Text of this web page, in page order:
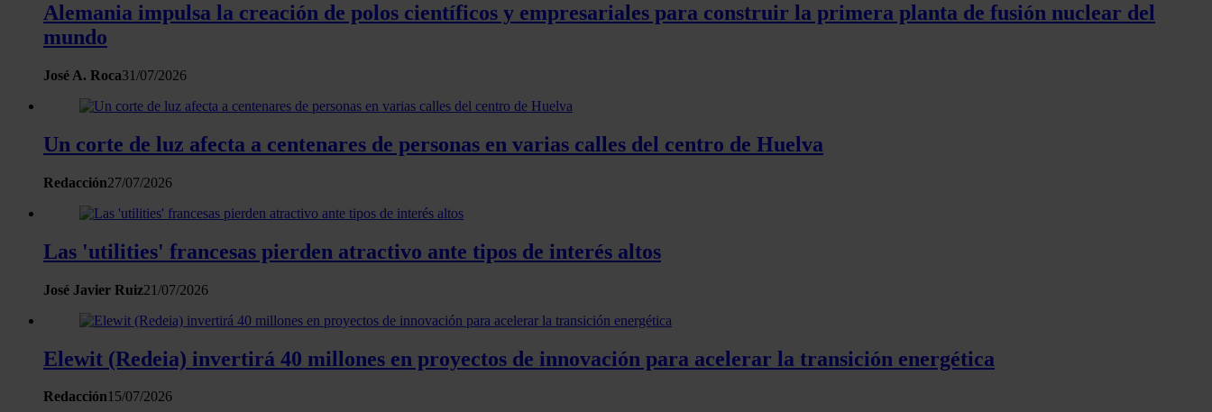
Alemania impulsa la creación de polos científicos y empresariales para construir la primera planta de fusión nuclear del
mundo
José A. Roca31/07/2026
Un corte de luz afecta a centenares de personas en varias calles del centro de Huelva
Redacción27/07/2026
Las 'utilities' francesas pierden atractivo ante tipos de interés altos
José Javier Ruiz21/07/2026
Elewit (Redeia) invertirá 40 millones en proyectos de innovación para acelerar la transición energética
Redacción15/07/2026